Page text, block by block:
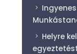
Helyre